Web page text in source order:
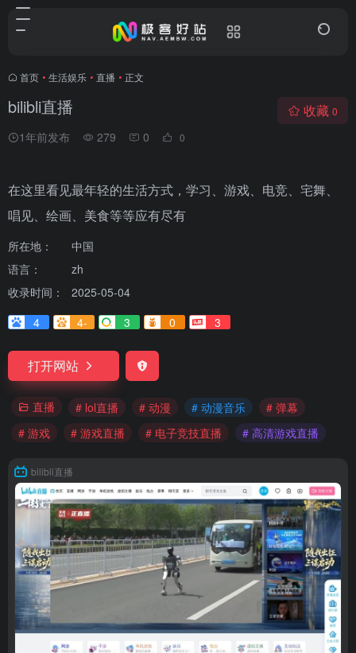
首页 • 生活娱乐 • 直播 • 正文
bilibli直播
1年前发布 279 0 0
收藏 0
在这里看见最年轻的生活方式，学习、游戏、电竞、宅舞、
唱见、绘画、美食等等应有尽有
所在地：
中国
语言：
zh
收录时间：
2025-05-04
4
4- 3 0 3
打开网站
直播 # lol直播 # 动漫 # 动漫音乐
# 弹幕
# 游戏
# 游戏直播 # 电子竞技直播 # 高清游戏直播
bilibli直播